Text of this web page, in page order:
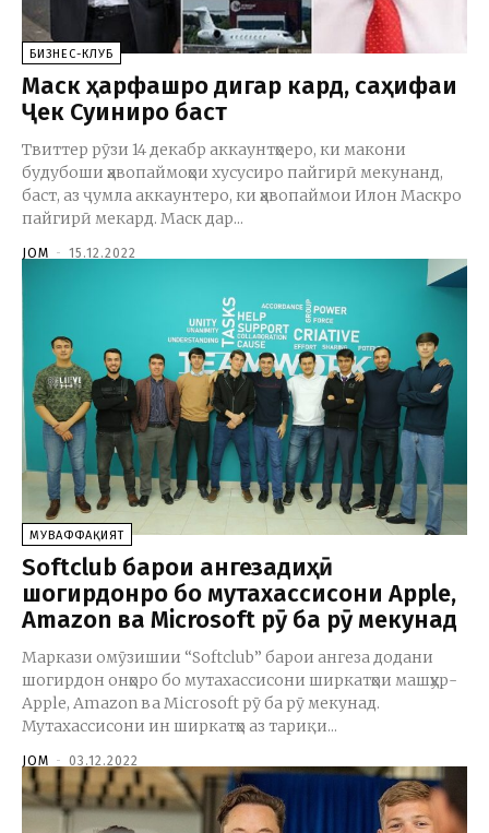
БИЗНЕС-КЛУБ
Маск ҳарфашро дигар кард, саҳифаи
Ҷек Суиниро баст
Твиттер рӯзи 14 декабр аккаунтҳоеро, ки макони
будубоши ҳавопаймоҳои хусусиро пайгирӣ мекунанд,
баст, аз ҷумла аккаунтеро, ки ҳавопаймои Илон Маскро
пайгирӣ мекард. Маск дар...
JOM - 15.12.2022
МУВАФФАҚИЯТ
Softclub барои ангезадиҳӣ
шогирдонро бо мутахассисони Apple,
Amazon ва Microsoft рӯ ба рӯ мекунад
Маркази омӯзишии “Softclub” барои ангеза додани
шогирдон онҳоро бо мутахассисони ширкатҳои машҳур-
Apple, Amazon ва Microsoft рӯ ба рӯ мекунад.
Мутахассисони ин ширкатҳо аз тариқи...
JOM - 03.12.2022